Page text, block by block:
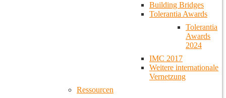
Building Bridges
Tolerantia Awards
Tolerantia
Awards
2024
IMC 2017
Weitere internationale
Vernetzung
Ressourcen